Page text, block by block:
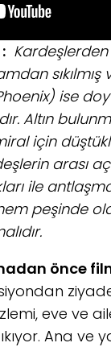
Kardeşlerden
ise
Altın
için
arası
ile
peşinde
önce
eve ve
Ana ve